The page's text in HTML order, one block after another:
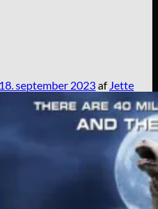
18. september 2023af Jette